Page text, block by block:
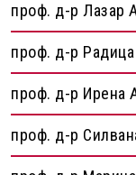
проф. д-р Лазар
проф. д-р
проф. д-р Ирена
проф. д-р